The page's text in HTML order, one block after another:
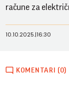
račune za
10.10.2025.|16:30
KOMENTARI (0)